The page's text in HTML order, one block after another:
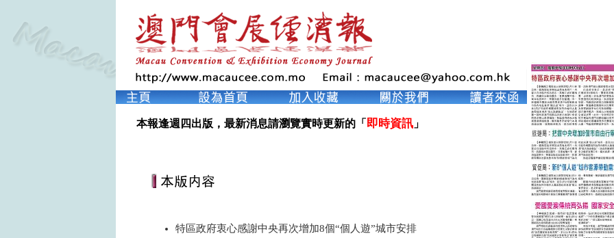
本報逢週四出版，最新消息請瀏覽實時更新的「 即時資訊」
特區政府衷心感謝中央再次增加8個“個人遊”城市安排